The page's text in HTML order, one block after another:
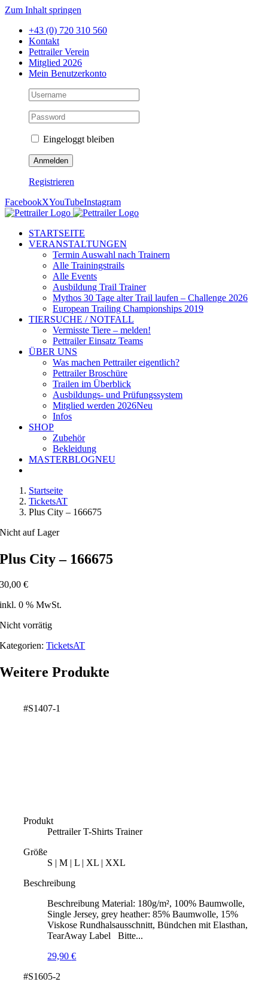
Zum Inhalt springen
+43 (0) 720 310 560
Kontakt
Pettrailer Verein
Mitglied 2026
Mein Benutzerkonto
Eingeloggt bleiben
Registrieren
FacebookXYouTubeInstagram
STARTSEITE
VERANSTALTUNGEN
Termin Auswahl nach Trainern
Alle Trainingstrails
Alle Events
Ausbildung Trail Trainer
Mythos 30 Tage alter Trail laufen – Challenge 2026
European Trailing Championships 2019
TIERSUCHE / NOTFALL
Vermisste Tiere – melden!
Pettrailer Einsatz Teams
ÜBER UNS
Was machen Pettrailer eigentlich?
Pettrailer Broschüre
Trailen im Überblick
Ausbildungs- und Prüfungssystem
Mitglied werden 2026Neu
Infos
SHOP
Zubehör
Bekleidung
MASTERBLOGNEU
Startseite
TicketsAT
Plus City – 166675
Nicht auf Lager
Plus City – 166675
30,00€
inkl. 0 % MwSt.
Nicht vorrätig
Kategorien:TicketsAT
Weitere Produkte
#S1407-1
Produkt
Pettrailer T-Shirts Trainer
Größe
S | M | L | XL | XXL
Beschreibung
Beschreibung Material: 180g/m², 100% Baumwolle,
Single Jersey, grey heather: 85% Baumwolle, 15%
Viskose Rundhalsausschnitt, Bündchen mit Elasthan,
TearAway Label Bitte...
29,90€
#S1605-2